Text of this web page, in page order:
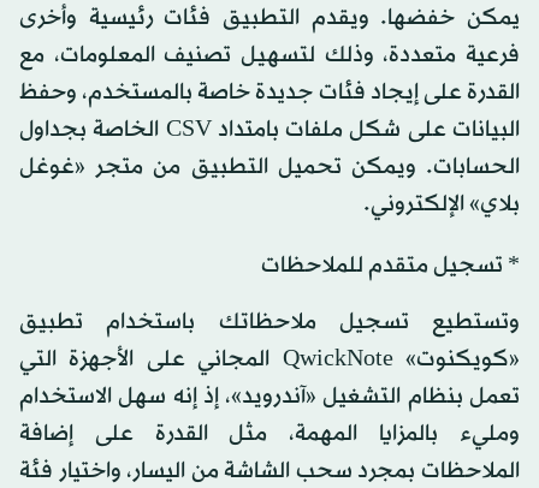
يمكن خفضها. ويقدم التطبيق فئات رئيسية وأخرى
فرعية متعددة، وذلك لتسهيل تصنيف المعلومات، مع
القدرة على إيجاد فئات جديدة خاصة بالمستخدم، وحفظ
البيانات على شكل ملفات بامتداد CSV الخاصة بجداول
الحسابات. ويمكن تحميل التطبيق من متجر «غوغل
بلاي» الإلكتروني.
* تسجيل متقدم للملاحظات
وتستطيع تسجيل ملاحظاتك باستخدام تطبيق
«كويكنوت» QwickNote المجاني على الأجهزة التي
تعمل بنظام التشغيل «آندرويد»، إذ إنه سهل الاستخدام
ومليء بالمزايا المهمة، مثل القدرة على إضافة
الملاحظات بمجرد سحب الشاشة من اليسار، واختيار فئة